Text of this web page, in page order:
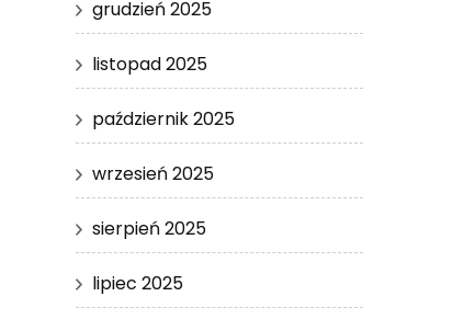
grudzień 2025
listopad 2025
październik 2025
wrzesień 2025
sierpień 2025
lipiec 2025